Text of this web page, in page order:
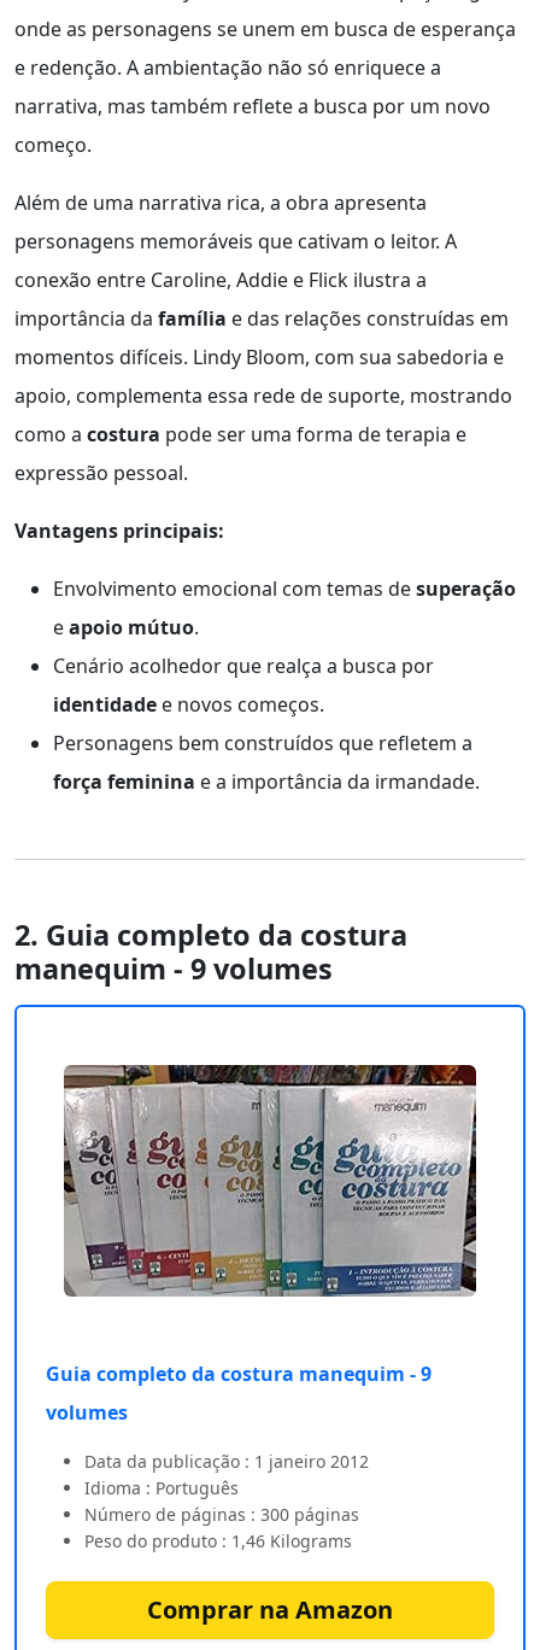
onde as personagens se unem em busca de esperança
e redenção. A ambientação não só enriquece a
narrativa, mas também reflete a busca por um novo
começo.
Além de uma narrativa rica, a obra apresenta
personagens memoráveis que cativam o leitor. A
conexão entre Caroline, Addie e Flick ilustra a
importância da família e das relações construídas em
momentos difíceis. Lindy Bloom, com sua sabedoria e
apoio, complementa essa rede de suporte, mostrando
como a costura pode ser uma forma de terapia e
expressão pessoal.
Vantagens principais:
Envolvimento emocional com temas desuperação
eapoio mútuo.
Cenário acolhedor que realça a busca por
identidade e novos começos.
Personagens bem construídos que refletem a
força feminina e a importância da irmandade.
2. Guia completo da costura
manequim - 9 volumes
Guia completo da costura manequim - 9
volumes
Data da publicação : 1 janeiro 2012
Idioma : Português
Número de páginas : 300 páginas
Peso do produto : 1,46 Kilograms
Comprar na Amazon